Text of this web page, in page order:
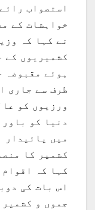
استصواب
خواہشات کے
نے کہا کہ
کشمیریوں کے
ہوئے مقبوضہ
طرف سے جاری
ورزیوں کو
دنیا کو
میں پائیدار
کشمیر کا
کہا کہ
اس بات کی
جموں و